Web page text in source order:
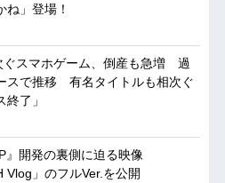
ね」登場！
ぐスマホゲーム、倒産も急増 過
スで推移 有名タイトルも相次ぐ
終了」
』開発の裏側に迫る映像
Vlog」のフルVer.を公開